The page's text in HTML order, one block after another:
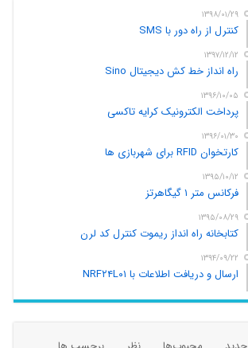
۱۳۹۸/۰۱/۲۹
کنترل از راه دور با SMS
۱۳۹۷/۱۲/۱۲
راه انداز خط کش دیجیتال Sino
۱۳۹۶/۱۰/۰۵
پرداخت الکترونیک کرایه تاکسی
۱۳۹۶/۰۱/۳۰
کارتخوان RFID برای شهربازی ها
۱۳۹۵/۱۰/۱۲
فرکانس متر ۱ گیگاهرتز
۱۳۹۵/۰۸/۲۹
کتابخانه راه انداز ریموت کنترل کد لرن
۱۳۹۴/۰۹/۲۲
ارسال و دریافت اطلاعات با NRF۲۴L۰۱